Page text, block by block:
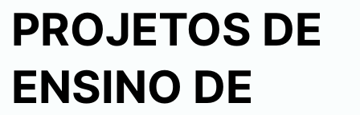
PROJETOS DE
ENSINO DE